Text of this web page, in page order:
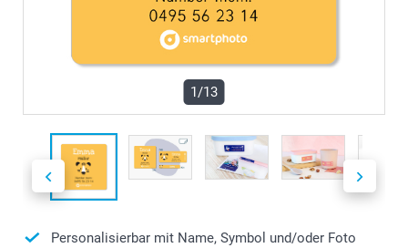
1/13
Personalisierbar mit Name, Symbol und/oder Foto